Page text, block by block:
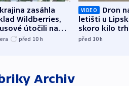
zasáhla
Wildberries,
útočili na
hasiče či
před 10 h
VIDEO
Dron
letišti u
skoro kilo
indicie
před 10h
Archiv